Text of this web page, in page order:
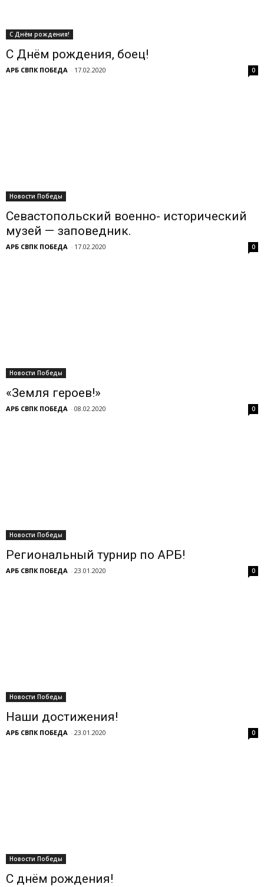
С Днём рождения!
С Днём рождения, боец!
АРБ СВПК ПОБЕДА - 17.02.2020 0
Новости Победы
Севастопольский военно- исторический
музей — заповедник.
АРБ СВПК ПОБЕДА - 17.02.2020 0
Новости Победы
«Земля героев!»
АРБ СВПК ПОБЕДА - 08.02.2020 0
Новости Победы
Региональный турнир по АРБ!
АРБ СВПК ПОБЕДА - 23.01.2020 0
Новости Победы
Наши достижения!
АРБ СВПК ПОБЕДА - 23.01.2020 0
Новости Победы
С днём рождения!